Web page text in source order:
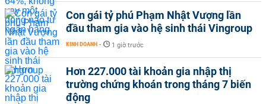
Con gái tỷ phú Phạm Nhật Vượng lần
đầu tham gia vào hệ sinh thái Vingroup
KINH DOANH - 1 giờ trước
Hơn 227.000 tài khoản gia nhập thị
trường chứng khoán trong tháng 7 biến
động